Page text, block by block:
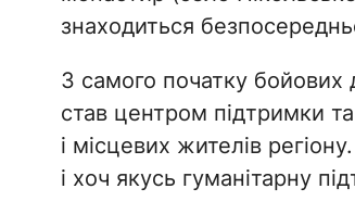
знаходиться
З самого початку
став центром підтримки
і місцевих жителів
і хоч якусь гуманітарну